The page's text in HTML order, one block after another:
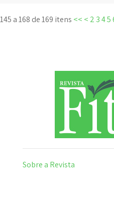
145 a 168 de 169 itens << < 2 345
Sobre a Revista